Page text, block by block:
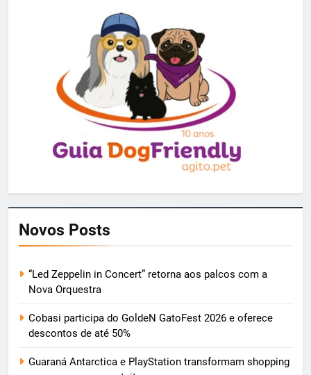
Novos Posts
“Led Zeppelin in Concert” retorna aos palcos com a
Nova Orquestra
Cobasi participa do GoldeN GatoFest 2026 e oferece
descontos de até 50%
Guaraná Antarctica e PlayStation transformam shopping